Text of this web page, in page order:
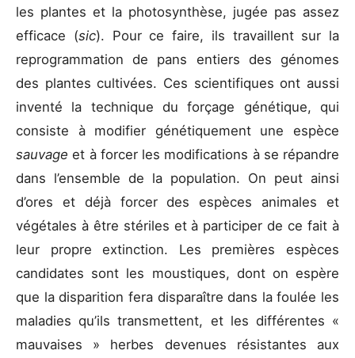
les plantes et la photosynthèse, jugée pas assez
efficace (sic). Pour ce faire, ils travaillent sur la
reprogrammation de pans entiers des génomes
des plantes cultivées. Ces scientifiques ont aussi
inventé la technique du forçage génétique, qui
consiste à modifier génétiquement une espèce
sauvageet à forcer les modifications à se répandre
dans l’ensemble de la population. On peut ainsi
d’ores et déjà forcer des espèces animales et
végétales à être stériles et à participer de ce fait à
leur propre extinction. Les premières espèces
candidates sont les moustiques, dont on espère
que la disparition fera disparaître dans la foulée les
maladies qu’ils transmettent, et les différentes «
mauvaises » herbes devenues résistantes aux